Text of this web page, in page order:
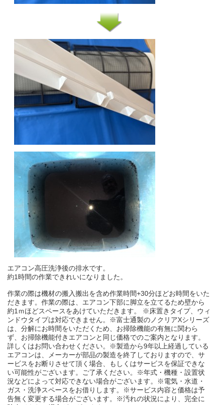
エアコン高圧洗浄後の排水です。
約1時間の作業できれいになりました。
作業の際は機材の搬入搬出を含め作業時間+30分ほどお時間をいた
だきます。作業の際は、エアコン下部に脚立を立てるため壁から
約1ｍほどスペースをあけていただきます。 ※床置きタイプ、ウィ
ンドウタイプは対応できません。※富士通製のノクリアXシリーズ
は、分解にお時間をいただくため、お掃除機能の有無に関わら
ず、お掃除機能付きエアコンと同じ価格でのご案内となります。
詳しくはお問い合わせください。※製造から9年以上経過している
エアコンは、メーカーが部品の製造を終了しておりますので、サ
ービスをお断りさせて頂く場合、もしくはサービスを保証できな
い可能性がございます。ご了承ください。※年式・機種・設置状
況などによって対応できない場合がございます。※電気・水道・
ガス・洗浄スペースをお借りします。※サービス内容と価格は予
告無く変更する場合がございます。※汚れの状況により、完全に